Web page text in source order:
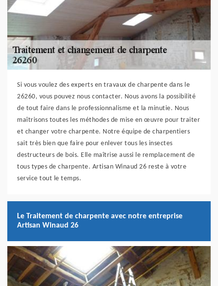
Si vous voulez des experts en travaux de charpente dans le
26260, vous pouvez nous contacter. Nous avons la possibilité
de tout faire dans le professionnalisme et la minutie. Nous
maîtrisons toutes les méthodes de mise en œuvre pour traiter
et changer votre charpente. Notre équipe de charpentiers
sait très bien que faire pour enlever tous les insectes
destructeurs de bois. Elle maîtrise aussi le remplacement de
tous types de charpente. Artisan Winaud 26 reste à votre
service tout le temps.
Le Traitement de charpente avec notre entreprise
Artisan Winaud 26